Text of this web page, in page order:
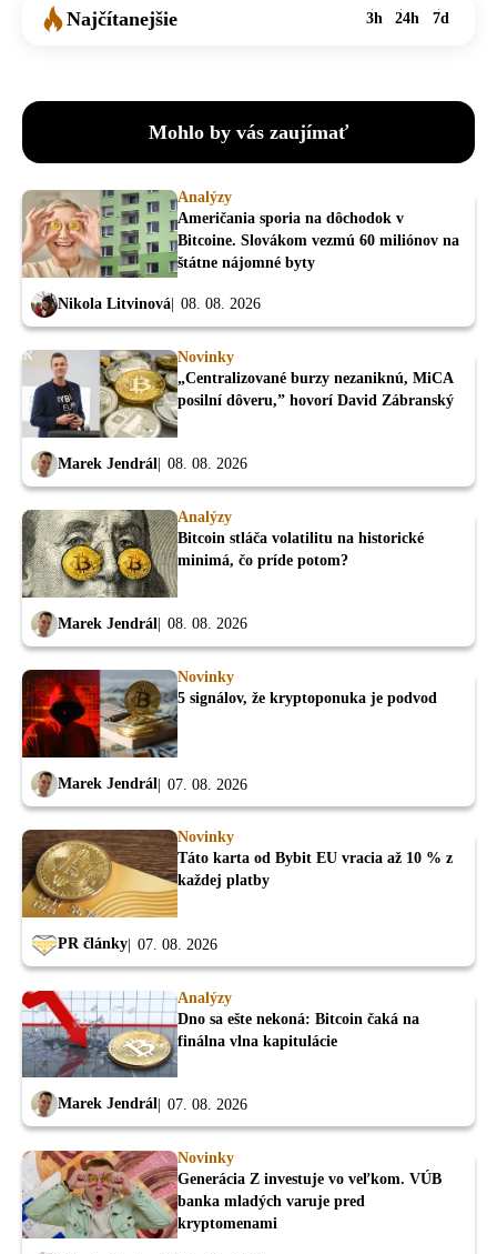
Najčítanejšie 3h 24h 7d
Mohlo by vás zaujímať
Analýzy
Američania sporia na dôchodok v
Bitcoine. Slovákom vezmú 60 miliónov na
štátne nájomné byty
Nikola Litvinová 08. 08. 2026
Novinky
„Centralizované burzy nezaniknú, MiCA
posilní dôveru,” hovorí David Zábranský
Marek Jendrál 08. 08. 2026
Analýzy
Bitcoin stláča volatilitu na historické
minimá, čo príde potom?
Marek Jendrál 08. 08. 2026
Novinky
5 signálov, že kryptoponuka je podvod
Marek Jendrál 07. 08. 2026
Novinky
Táto karta od Bybit EU vracia až 10 % z
každej platby
PR články 07. 08. 2026
Analýzy
Dno sa ešte nekoná: Bitcoin čaká na
finálna vlna kapitulácie
Marek Jendrál 07. 08. 2026
Novinky
Generácia Z investuje vo veľkom. VÚB
banka mladých varuje pred
kryptomenami